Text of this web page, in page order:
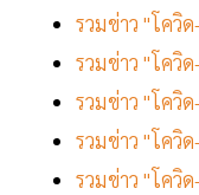
รวมข่าว "โควิ
รวมข่าว "โควิ
รวมข่าว "โควิ
รวมข่าว "โควิ
รวมข่าว "โควิ